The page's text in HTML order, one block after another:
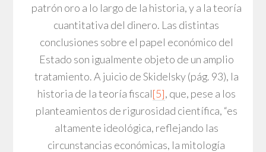
patrón oro a lo largo de la historia, y a la teoría
cuantitativa del dinero. Las distintas
conclusiones sobre el papel económico del
Estado son igualmente objeto de un amplio
tratamiento. A juicio de Skidelsky (pág. 93), la
historia de la teoría fiscal[5], que, pese a los
planteamientos de rigurosidad científica, “es
altamente ideológica, reflejando las
circunstancias económicas, la mitología